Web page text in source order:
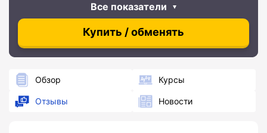
Все показатели
Купить / обменять
Обзор Курсы
Отзывы Новости